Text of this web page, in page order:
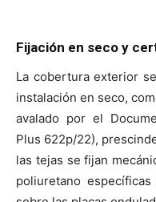
Fijación en seco y
La cobertura exterior
instalación en seco,
avalado por el
Plus 622p/22),
las tejas se fijan
poliuretano